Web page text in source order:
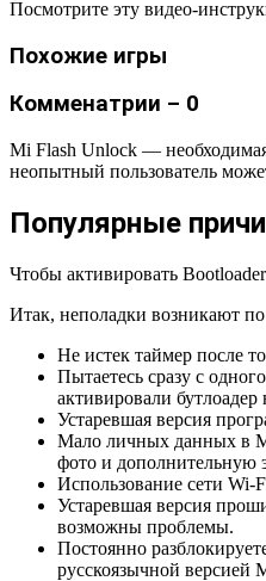
Посмотрите эту видео-
Похожие игры
Комменатрии – 0
Mi Flash Unlock —
неопытный пользователь
Популярные
Чтобы активировать
Итак, неполадки возникают
Не истек таймер после
Пытаетесь сразу с
активировали
Устаревшая версия
Мало личных данных в
фото и дополнительную
Использование сети Wi-
Устаревшая версия
возможны проблемы.
Постоянно
русскоязычной версией